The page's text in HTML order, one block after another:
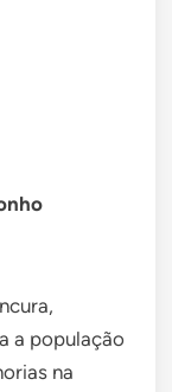
a população
na